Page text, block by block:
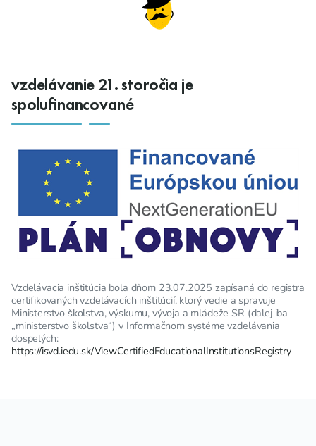
vzdelávanie 21. storočia je
spolufinancované
Vzdelávacia inštitúcia bola dňom 23.07.2025 zapísaná do registra
certifikovaných vzdelávacích inštitúcií, ktorý vedie a spravuje
Ministerstvo školstva, výskumu, vývoja a mládeže SR (ďalej iba
„ministerstvo školstva“) v Informačnom systéme vzdelávania
dospelých:
https://isvd.iedu.sk/ViewCertifiedEducationalInstitutionsRegistry